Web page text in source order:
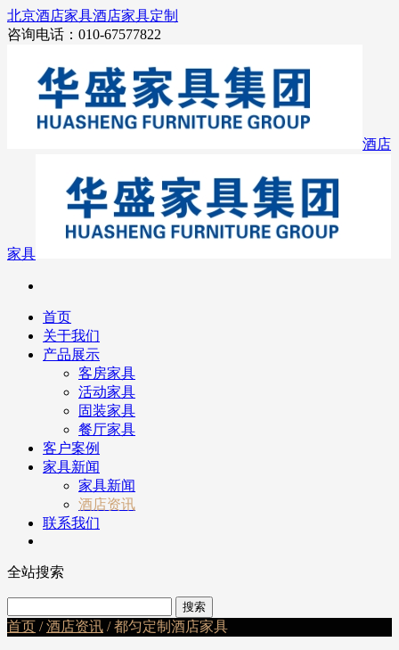
北京酒店家具酒店家具定制
咨询电话：010-67577822
酒店
家具
首页
关于我们
产品展示
客房家具
活动家具
固装家具
餐厅家具
客户案例
家具新闻
家具新闻
酒店资讯
联系我们
全站搜索
首页 /酒店资讯 / 都匀定制酒店家具